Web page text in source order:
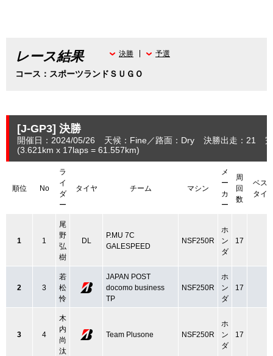
レース結果
コース：スポーツランドＳＵＧＯ
決勝 予選
[J-GP3] 決勝
開催日：2024/05/26 天候：Fine 路面：Dry 決勝出走：21
(3.621 km x 17laps = 61.557km)
順位 No
ラ
イ
ダ
ー
タイヤ チーム マシン
メ
ー
カ
ー
周
回
数
ベス
タイ
1 1
尾
野
弘
樹
DL
P.MU 7C
GALESPEED
NSF250R
ホ
ン
ダ
17
2 3
若
松
怜
JAPAN POST
docomo business
TP
NSF250R
ホ
ン
ダ
17
3 4
木
内
尚
汰
Team Plusone NSF250R
ホ
ン
ダ
17